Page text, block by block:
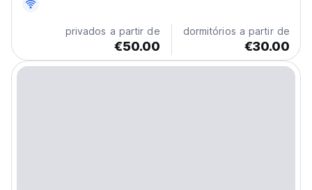
privados a partir de
€50.00
dormitórios a partir de
€30.00